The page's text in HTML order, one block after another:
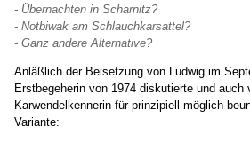
- Übernachten in Scharnitz?
- Notbiwak am Schlauchkarsattel?
- Ganz andere Alternative?
Anläßlich der Beisetzung von Ludwig im
Erstbegeherin von 1974 diskutierte und auch
Karwendelkennerin für prinzipiell möglich
Variante: